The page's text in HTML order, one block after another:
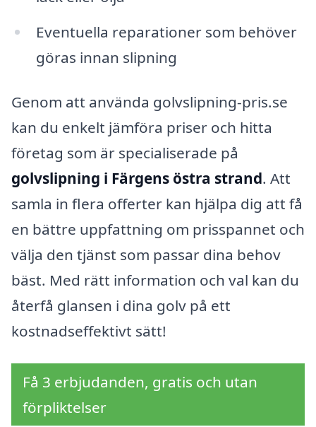
Eventuella reparationer som behöver
göras innan slipning
Genom att använda golvslipning-pris.se
kan du enkelt jämföra priser och hitta
företag som är specialiserade på
golvslipning i Färgens östra strand. Att
samla in flera offerter kan hjälpa dig att få
en bättre uppfattning om prisspannet och
välja den tjänst som passar dina behov
bäst. Med rätt information och val kan du
återfå glansen i dina golv på ett
kostnadseffektivt sätt!
Få 3 erbjudanden, gratis och utan
förpliktelser